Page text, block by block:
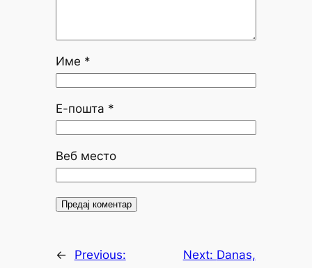
Име *
Е-пошта *
Веб место
←
Previous:
Next: Danas,